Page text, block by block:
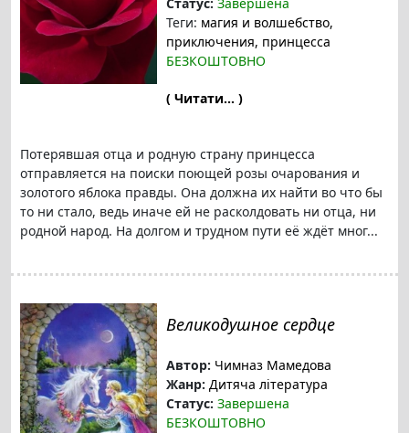
Теги: магия и волшебство,
приключения, принцесса
БЕЗКОШТОВНО
( Читати... )
Потерявшая отца и родную страну принцесса
отправляется на поиски поющей розы очарования и
золотого яблока правды. Она должна их найти во что бы
то ни стало, ведь иначе ей не расколдовать ни отца, ни
родной народ. На долгом и трудном пути её ждёт мног...
Великодушное сердце
Автор: Чимназ Мамедова
Жанр: Дитяча література
Статус: Завершена
БЕЗКОШТОВНО